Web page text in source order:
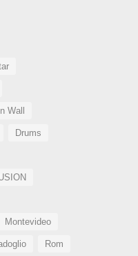
Wall
Drums
Montevideo
Rom